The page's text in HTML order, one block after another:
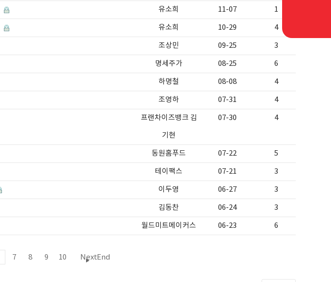
유소희 11-07 1
유소희 10-29 4
조상민 09-25 3
명세주가 08-25 6
하명철 08-08 4
조영하 07-31 4
프랜차이즈뱅크 김
기현
07-30 4
동원홈푸드 07-22 5
테이팩스 07-21 3
이두영 06-27 3
김동찬 06-24 3
월드미트메이커스 06-23 6
7 8 9 10 NextEnd